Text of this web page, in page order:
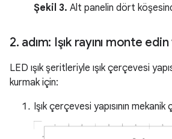
Şekil 3. Alt panelin dört
2. adım: Işık rayını monte
LED ışık şeritleriyle ışık çerçevesi
kurmak için:
Işık çerçevesi yapısının